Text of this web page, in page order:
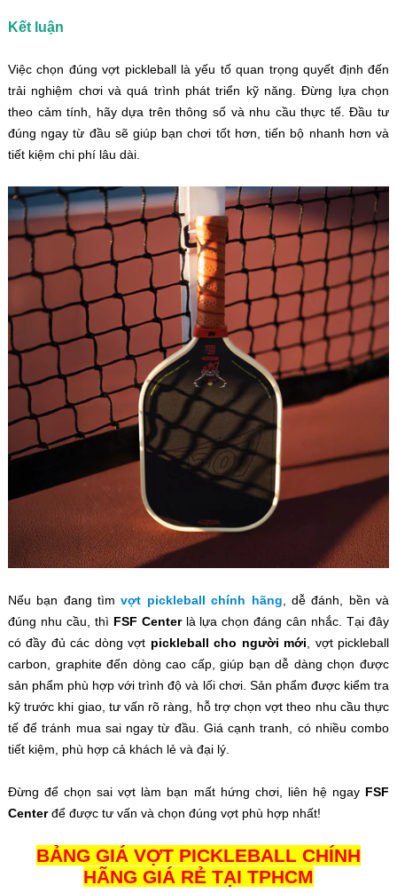
Kết luận
Việc chọn đúng vợt pickleball là yếu tố quan trọng quyết định đến
trải nghiệm chơi và quá trình phát triển kỹ năng. Đừng lựa chọn
theo cảm tính, hãy dựa trên thông số và nhu cầu thực tế. Đầu tư
đúng ngay từ đầu sẽ giúp bạn chơi tốt hơn, tiến bộ nhanh hơn và
tiết kiệm chi phí lâu dài.
Nếu bạn đang tìmvợt pickleball chính hãng , dễ đánh, bền và
đúng nhu cầu, thì FSF Centerlà lựa chọn đáng cân nhắc. Tại đây
có đầy đủ các dòng vợt pickleball cho người mới , vợt pickleball
carbon, graphite đến dòng cao cấp, giúp bạn dễ dàng chọn được
sản phẩm phù hợp với trình độ và lối chơi. Sản phẩm được kiểm tra
kỹ trước khi giao, tư vấn rõ ràng, hỗ trợ chọn vợt theo nhu cầu thực
tế để tránh mua sai ngay từ đầu. Giá cạnh tranh, có nhiều combo
tiết kiệm, phù hợp cả khách lẻ và đại lý.
Đừng để chọn sai vợt làm bạn mất hứng chơi, liên hệ ngay FSF
Centerđể được tư vấn và chọn đúng vợt phù hợp nhất!
BẢNG GIÁ VỢT PICKLEBALL CHÍNH
HÃNG GIÁ RẺ TẠI TPHCM